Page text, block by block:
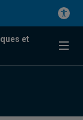
et